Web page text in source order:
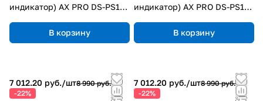
индикатор) AX PRO DS-PS1-I-
В корзину
индикатор) AX PRO DS-PS1-I-
В корзину
7 012.20 руб./шт8 990 руб.
-22%
7 012.20 руб./шт8 990 руб.
-22%